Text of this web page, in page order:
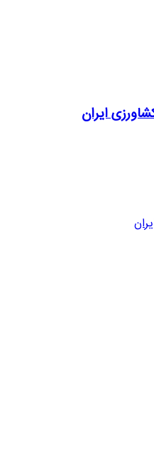
ایران